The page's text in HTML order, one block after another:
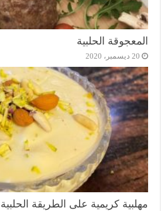
المعجوقة الحلبية
20 ديسمبر، 2020
مهلبية كريمية على الطريقة الحلبية